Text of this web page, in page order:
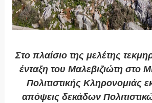
Στο πλαίσιο της μελέτης
ένταξη του Μαλεβιζιώτη στο
Πολιτιστικής Κληρονομιάς
απόψεις δεκάδων